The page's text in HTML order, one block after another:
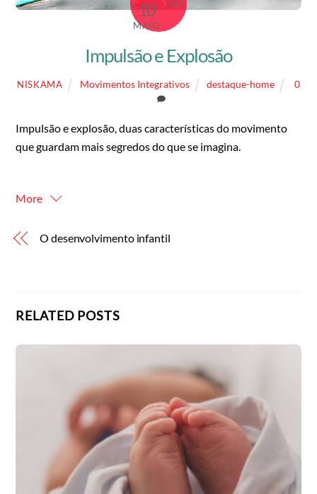
10
MAIO
2022
Impulsão e Explosão
NISKAMA Movimentos Integrativos destaque-home 0
Impulsão e explosão, duas características do movimento
que guardam mais segredos do que se imagina.
More
O desenvolvimento infantil
RELATED POSTS